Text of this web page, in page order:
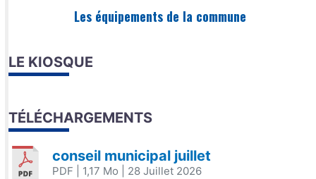
Les équipements de la commune
LE KIOSQUE
TÉLÉCHARGEMENTS
conseil municipal juillet
PDF | 1,17 Mo | 28 Juillet 2026